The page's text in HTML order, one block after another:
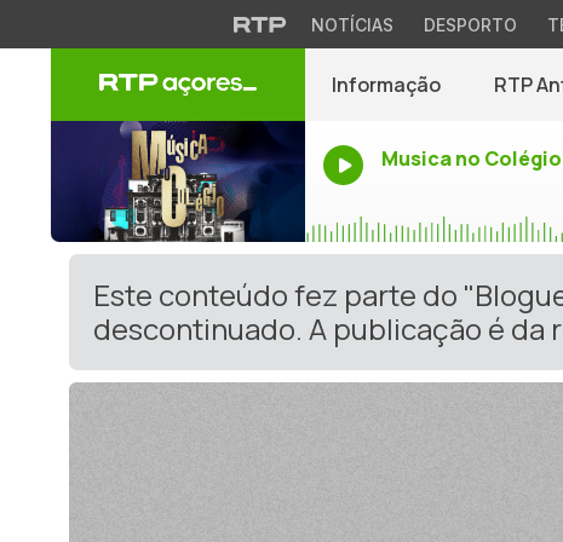
NOTÍCIAS DESPORTO
Informação RTP
Musica no Colégio
Este conteúdo fez parte do
descontinuado. A publicação é da